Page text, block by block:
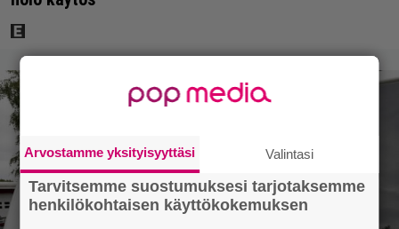
Arvostamme yksityisyyttäsi Valintasi
Tarvitsemme suostumuksesi tarjotaksemme
henkilökohtaisen käyttökokemuksen